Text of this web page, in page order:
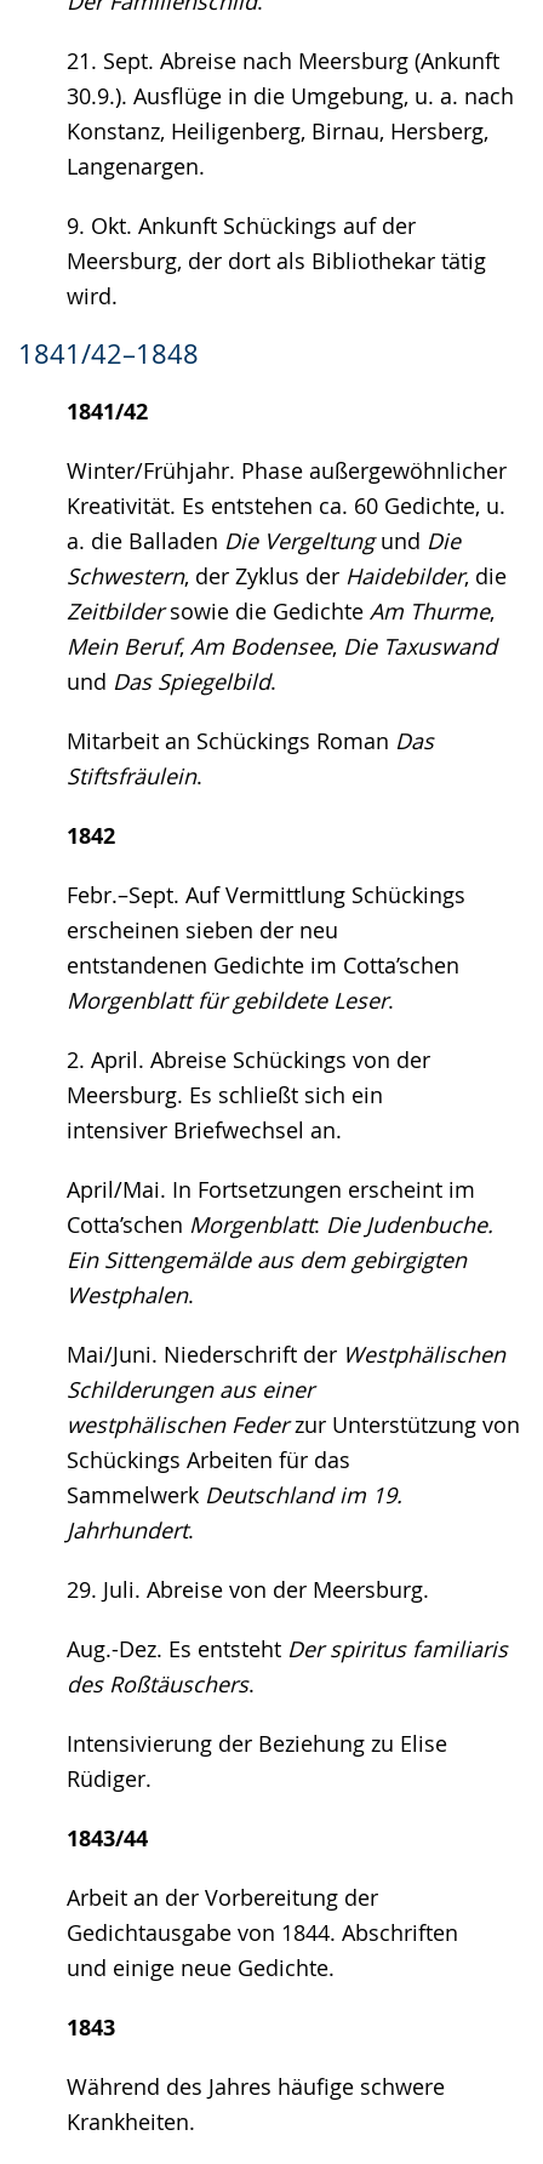
21. Sept. Abreise nach Meersburg (Ankunft
30.9.). Ausflüge in die Umgebung, u. a. nach
Konstanz, Heiligenberg, Birnau, Hersberg,
Langenargen.
9. Okt. Ankunft Schückings auf der
Meersburg, der dort als Bibliothekar tätig
wird.
1841/42–1848
1841/42
Winter/Frühjahr. Phase außergewöhnlicher
Kreativität. Es entstehen ca. 60 Gedichte, u.
a. die Balladen Die Vergeltungund Die
Schwestern, der Zyklus der Haidebilder, die
Zeitbildersowie die Gedichte Am Thurme,
Mein Beruf, Am Bodensee, Die Taxuswand
und Das Spiegelbild.
Mitarbeit an Schückings Roman Das
Stiftsfräulein.
1842
Febr.–Sept. Auf Vermittlung Schückings
erscheinen sieben der neu
entstandenen Gedichte im Cotta’schen
Morgenblatt für gebildete Leser.
2. April. Abreise Schückings von der
Meersburg. Es schließt sich ein
intensiver Briefwechsel an.
April/Mai. In Fortsetzungen erscheint im
Cotta’schen Morgenblatt: Die Judenbuche.
Ein Sittengemälde aus dem gebirgigten
Westphalen.
Mai/Juni. Niederschrift der Westphälischen
Schilderungen aus einer
westphälischen Federzur Unterstützung von
Schückings Arbeiten für das
Sammelwerk Deutschland im 19.
Jahrhundert.
29. Juli. Abreise von der Meersburg.
Aug.-Dez. Es entsteht Der spiritus familiaris
des Roßtäuschers.
Intensivierung der Beziehung zu Elise
Rüdiger.
1843/44
Arbeit an der Vorbereitung der
Gedichtausgabe von 1844. Abschriften
und einige neue Gedichte.
1843
Während des Jahres häufige schwere
Krankheiten.